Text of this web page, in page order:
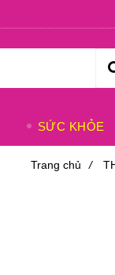
SỨC KHỎE
Trang chủ /